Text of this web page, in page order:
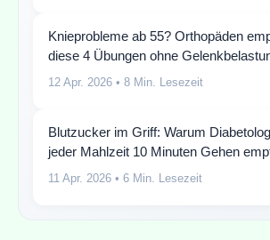
Knieprobleme ab 55? Orthopäden
diese 4 Übungen ohne
12 Apr. 2026 • 8 Min. Lesezeit
Blutzucker im Griff: Warum
jeder Mahlzeit 10 Minuten Gehen
11 Apr. 2026 • 6 Min. Lesezeit